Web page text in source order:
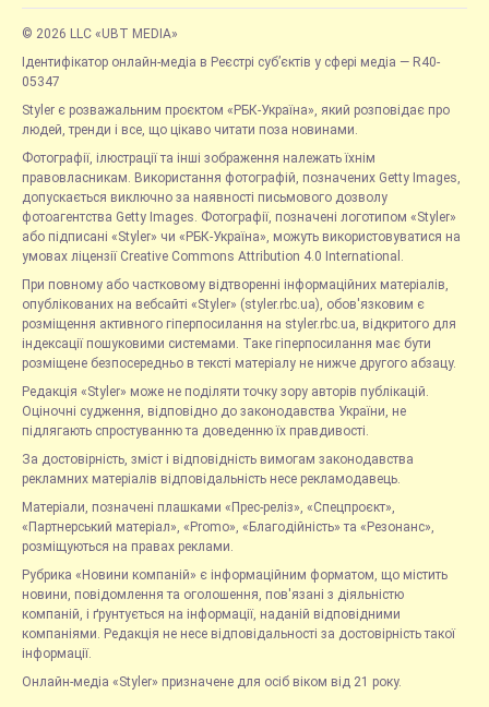
© 2026 LLC «UBT MEDIA»
Ідентифікатор онлайн-медіа в Реєстрі суб’єктів у сфері медіа — R40-
05347
Styler є розважальним проєктом «РБК-Україна», який розповідає про
людей, тренди і все, що цікаво читати поза новинами.
Фотографії, ілюстрації та інші зображення належать їхнім
правовласникам. Використання фотографій, позначених Getty Images,
допускається виключно за наявності письмового дозволу
фотоагентства Getty Images. Фотографії, позначені логотипом «Styler»
або підписані «Styler» чи «РБК-Україна», можуть використовуватися на
умовах ліцензії Creative Commons Attribution 4.0 International.
При повному або частковому відтворенні інформаційних матеріалів,
опублікованих на вебсайті «Styler» (styler.rbc.ua), обов'язковим є
розміщення активного гіперпосилання на styler.rbc.ua, відкритого для
індексації пошуковими системами. Таке гіперпосилання має бути
розміщене безпосередньо в тексті матеріалу не нижче другого абзацу.
Редакція «Styler» може не поділяти точку зору авторів публікацій.
Оціночні судження, відповідно до законодавства України, не
підлягають спростуванню та доведенню їх правдивості.
За достовірність, зміст і відповідність вимогам законодавства
рекламних матеріалів відповідальність несе рекламодавець.
Матеріали, позначені плашками «Прес-реліз», «Спецпроєкт»,
«Партнерський матеріал», «Promo», «Благодійність» та «Резонанс»,
розміщуються на правах реклами.
Рубрика «Новини компаній» є інформаційним форматом, що містить
новини, повідомлення та оголошення, пов'язані з діяльністю
компаній, і ґрунтується на інформації, наданій відповідними
компаніями. Редакція не несе відповідальності за достовірність такої
інформації.
Онлайн-медіа «Styler» призначене для осіб віком від 21 року.